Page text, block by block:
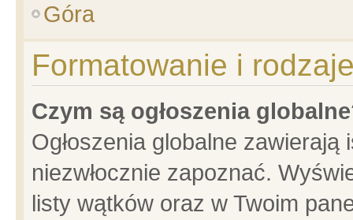
Góra
Formatowanie i
Czym są ogłoszenia
Ogłoszenia globalne
niezwłocznie zapoznać.
listy wątków oraz w Twoim